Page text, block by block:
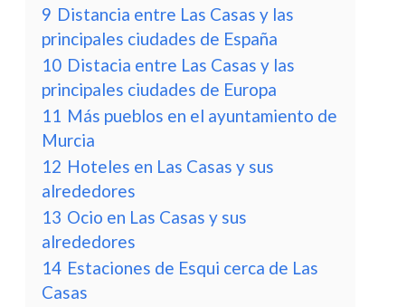
9 Distancia entre Las Casas y las
principales ciudades de España
10 Distacia entre Las Casas y las
principales ciudades de Europa
11 Más pueblos en el ayuntamiento de
Murcia
12 Hoteles en Las Casas y sus
alrededores
13 Ocio en Las Casas y sus
alrededores
14 Estaciones de Esqui cerca de Las
Casas